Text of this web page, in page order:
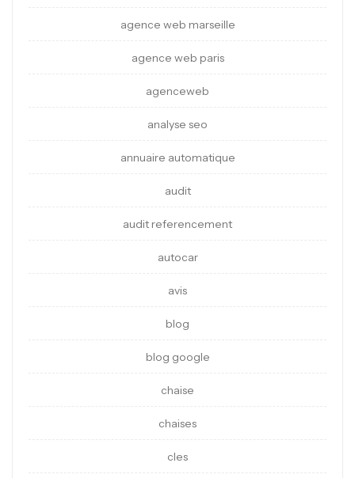
agence web marseille
agence web paris
agenceweb
analyse seo
annuaire automatique
audit
audit referencement
autocar
avis
blog
blog google
chaise
chaises
cles